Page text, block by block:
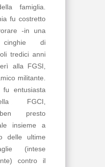
famiglia.
fu costretto
-in una
di
tredici anni
alla FGSI,
militante.
fu entusiasta
FGCI,
presto
insieme a
delle ultime
(intese
contro il